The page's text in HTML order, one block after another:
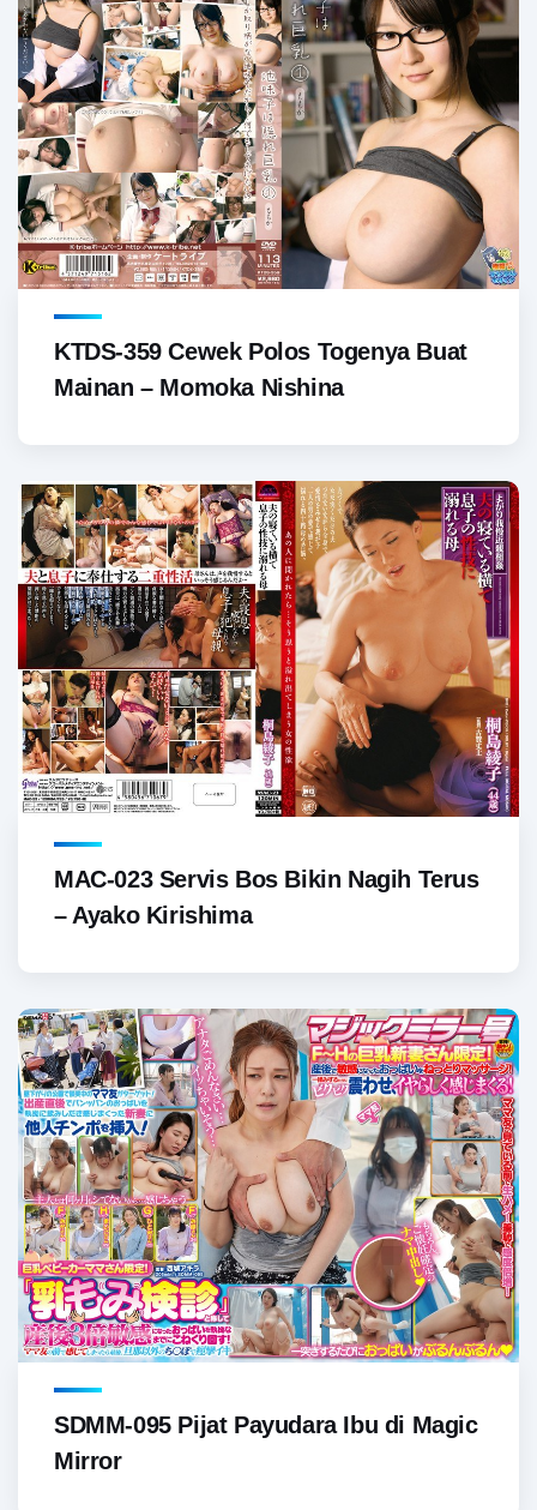
KTDS-359 Cewek Polos Togenya Buat
Mainan – Momoka Nishina
MAC-023 Servis Bos Bikin Nagih Terus
– Ayako Kirishima
SDMM-095 Pijat Payudara Ibu di Magic
Mirror